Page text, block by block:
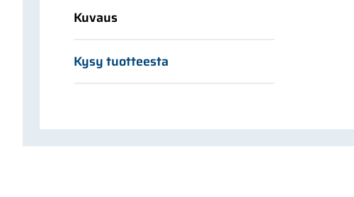
Kuvaus
Kysy tuotteesta